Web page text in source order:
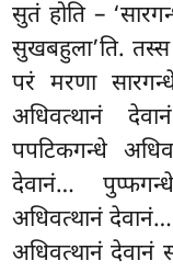
सुतं होति –
सुखबहुला’ति.
परं मरणा
अधिवत्थानं
पपटिकगन्धे
देवानं…
अधिवत्थानं
अधिवत्थानं देवानं